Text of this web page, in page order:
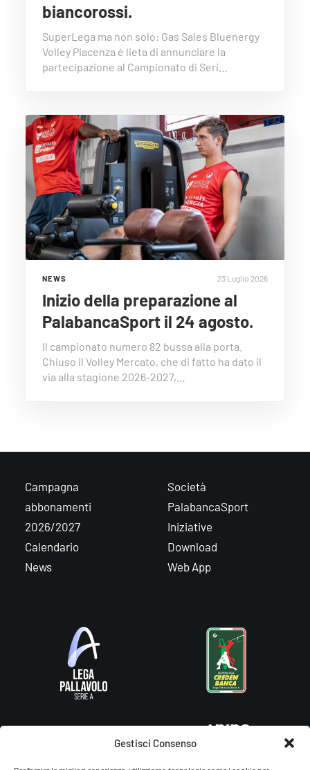
Gestisci Consenso
biancorossi.
SuperLega ma non solo: Gas Sales Bluenergy
Volley Piacenza è lieta di annunciare la
partecipazione al Campionato di Seri…
NEWS 23 Luglio 2026
Inizio della preparazione al
PalabancaSport il 24 agosto.
Il campionato numero 82 bussa alla porta.
Chiuso il Volley Mercato, che di fatto ha dato il
via alla stagione 2026-2027,…
Campagna
abbonamenti
2026/2027
Calendario
News
Società
PalabancaSport
Iniziative
Download
Web App